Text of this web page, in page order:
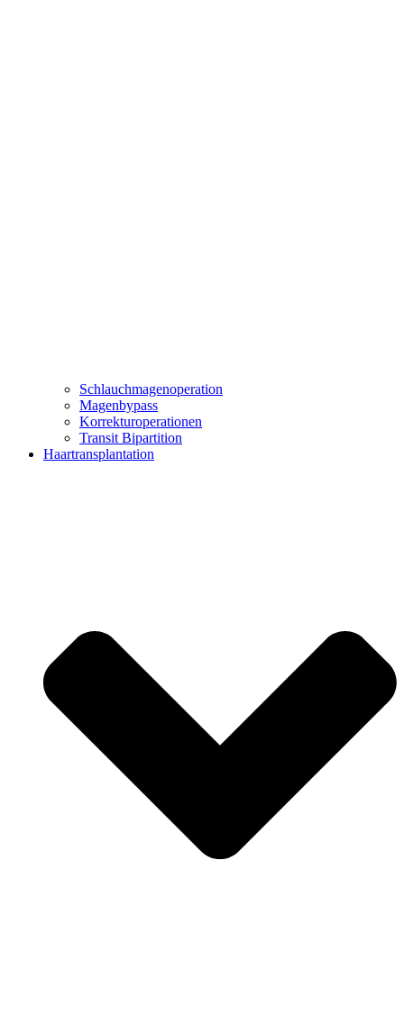
Schlauchmagenoperation
Magenbypass
Korrekturoperationen
Transit Bipartition
Haartransplantation